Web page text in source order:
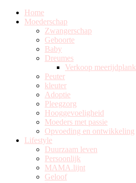
Home
Moederschap
Zwangerschap
Geboorte
Baby
Dreumes
Verkoop meerijdplank
Peuter
kleuter
Adoptie
Pleegzorg
Hooggevoeligheid
Moeders met passie
Opvoeding en ontwikkeling
Lifestyle
Duurzaam leven
Persoonlijk
MAMA.lijnt
Geloof